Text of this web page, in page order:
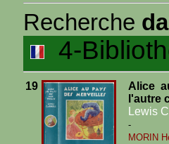
Recherche
4-
19
Alice
l'autre
Lewis
-
MORIN